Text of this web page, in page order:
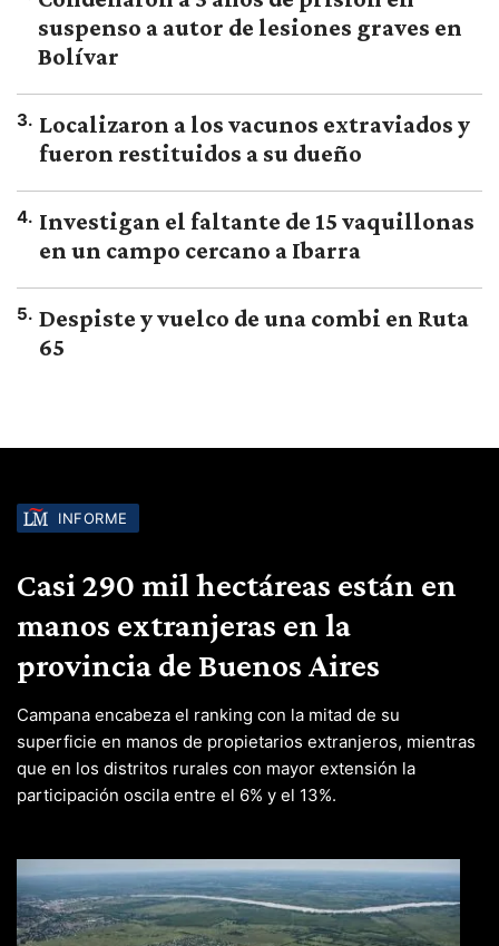
suspenso a autor de lesiones graves en
Bolívar
3. Localizaron a los vacunos extraviados y
fueron restituidos a su dueño
4. Investigan el faltante de 15 vaquillonas
en un campo cercano a Ibarra
5. Despiste y vuelco de una combi en Ruta
65
INFORME
Casi 290 mil hectáreas están en
manos extranjeras en la
provincia de Buenos Aires
Campana encabeza el ranking con la mitad de su
superficie en manos de propietarios extranjeros, mientras
que en los distritos rurales con mayor extensión la
participación oscila entre el 6% y el 13%.